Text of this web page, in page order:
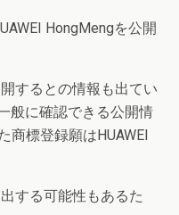
HongMengを公開
するとの情報も出てい
般に確認できる公開情
商標登録願はHUAWEI
する可能性もあるた